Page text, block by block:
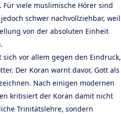
viele muslimische Hörer sind
schwer nachvollziehbar, weil
von der absoluten Einheit
vor allem gegen den Eindruck,
Der Koran warnt davor, Gott als
Nach einigen modernen
kritisiert der Koran damit nicht
Trinitätslehre, sondern